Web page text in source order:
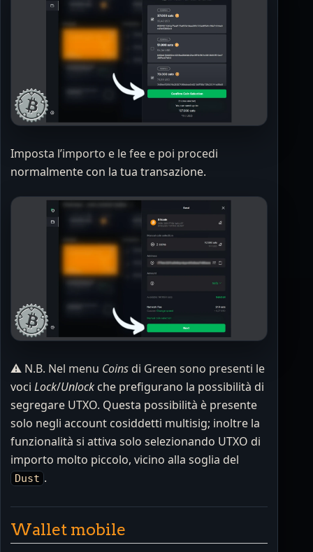
Imposta l’importo e le fee e poi procedi
normalmente con la tua transazione.
⚠️ N.B. Nel menu Coinsdi Green sono presenti le
voci Lock/Unlock che prefigurano la possibilità di
segregare UTXO. Questa possibilità è presente
solo negli account cosiddetti multisig; inoltre la
funzionalità si attiva solo selezionando UTXO di
importo molto piccolo, vicino alla soglia del
Dust .
Wallet mobile